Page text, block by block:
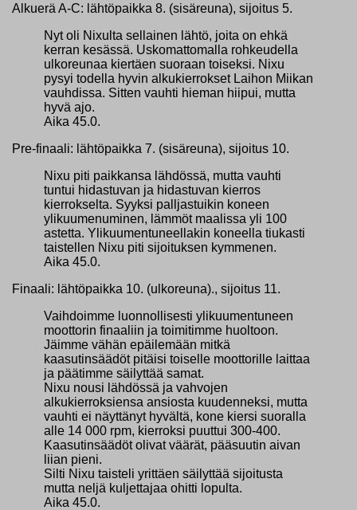
Alkuerä A-C: lähtöpaikka 8. (sisäreuna), sijoitus 5.
Nyt oli Nixulta sellainen lähtö, joita on ehkä
kerran kesässä. Uskomattomalla rohkeudella
ulkoreunaa kiertäen suoraan toiseksi. Nixu
pysyi todella hyvin alkukierrokset Laihon Miikan
vauhdissa. Sitten vauhti hieman hiipui, mutta
hyvä ajo.
Aika 45.0.
Pre-finaali: lähtöpaikka 7. (sisäreuna), sijoitus 10.
Nixu piti paikkansa lähdössä, mutta vauhti
tuntui hidastuvan ja hidastuvan kierros
kierrokselta. Syyksi palljastuikin koneen
ylikuumenuminen, lämmöt maalissa yli 100
astetta. Ylikuumentuneellakin koneella tiukasti
taistellen Nixu piti sijoituksen kymmenen.
Aika 45.0.
Finaali: lähtöpaikka 10. (ulkoreuna)., sijoitus 11.
Vaihdoimme luonnollisesti ylikuumentuneen
moottorin finaaliin ja toimitimme huoltoon.
Jäimme vähän epäilemään mitkä
kaasutinsäädöt pitäisi toiselle moottorille laittaa
ja päätimme säilyttää samat.
Nixu nousi lähdössä ja vahvojen
alkukierroksiensa ansiosta kuudenneksi, mutta
vauhti ei näyttänyt hyvältä, kone kiersi suoralla
alle 14 000 rpm, kierroksi puuttui 300-400.
Kaasutinsäädöt olivat väärät, pääsuutin aivan
liian pieni.
Silti Nixu taisteli yrittäen säilyttää sijoitusta
mutta neljä kuljettajaa ohitti lopulta.
Aika 45.0.